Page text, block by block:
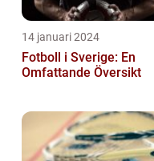
14 januari 2024
Fotboll i Sverige: En
Omfattande Översikt